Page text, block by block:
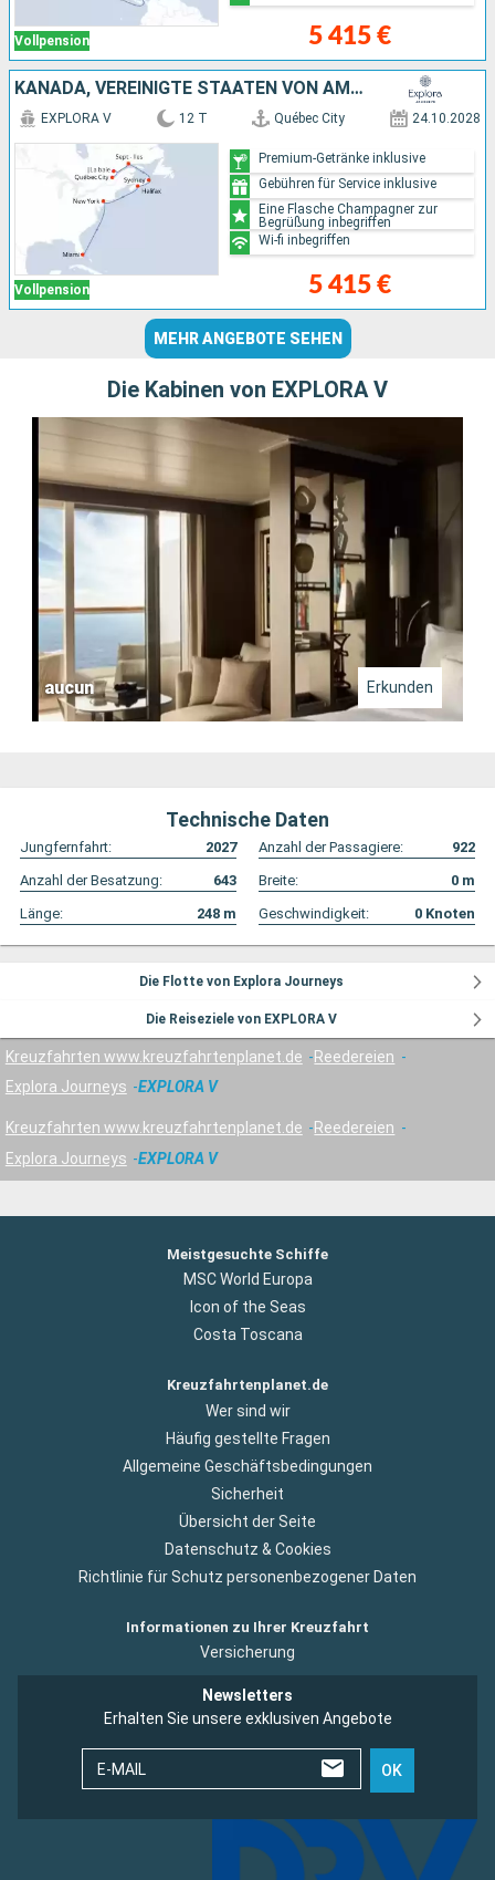
Vollpension 5 415 €
KANADA, VEREINIGTE STAATEN VON AMERIKA
Vollpension
EXPLORA V 12 T Québec City 24.10.2028
5 415 €
Premium-Getränke inklusive
Gebühren für Service inklusive
Eine Flasche Champagner zur
Begrüßung inbegriffen
Wi-fi inbegriffen
MEHR ANGEBOTE SEHEN
Die Kabinen von EXPLORA V
aucun Erkunden
Technische Daten
Jungfernfahrt: 2027 Anzahl der Passagiere:
922
Anzahl der Besatzung:
643 Breite: 0 m
Länge:
248 m Geschwindigkeit: 0 Knoten
Die Flotte von Explora Journeys
Die Reiseziele von EXPLORA V
Kreuzfahrten www.kreuzfahrtenplanet.de
Reedereien
Explora Journeys
EXPLORA V
Kreuzfahrten www.kreuzfahrtenplanet.de
Reedereien
Explora Journeys
EXPLORA V
Meistgesuchte Schiffe
MSC World Europa
Icon of the Seas
Costa Toscana
Kreuzfahrtenplanet.de
Wer sind wir
Häufig gestellte Fragen
Allgemeine Geschäftsbedingungen
Sicherheit
Übersicht der Seite
Datenschutz & Cookies
Richtlinie für Schutz personenbezogener Daten
Informationen zu Ihrer Kreuzfahrt
Versicherung
Newsletters
Erhalten Sie unsere exklusiven Angebote
E-MAIL OK